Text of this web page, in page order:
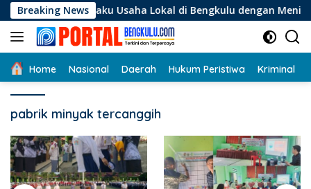
Langsung
ke
konten
Breaking News
Pelaku Usaha Lokal di Bengkulu dengan Meningkatkan
Home Nasional Daerah Hukum Peristiwa Kriminal
pabrik minyak tercanggih